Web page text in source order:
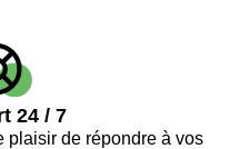
24 / 7
plaisir de répondre à vos